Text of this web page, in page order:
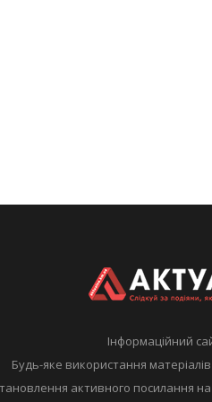
Інформаційний
Будь-яке використання
активного посилання